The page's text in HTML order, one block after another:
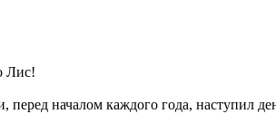
Лис!
перед началом каждого года, наступил